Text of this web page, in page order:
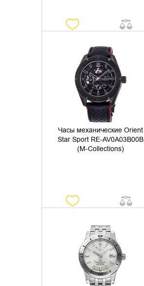
Часы механические Orient
Star Sport RE-AV0A03B00B
(M-Collections)
УТОЧНИТЬ НАЛИЧИЕ
УТОЧНИТЬ НАЛИЧИЕ